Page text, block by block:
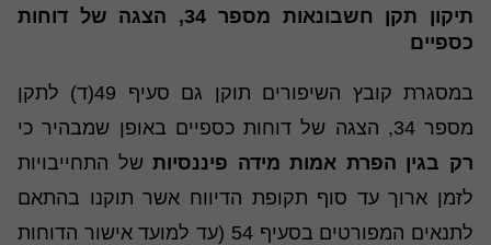
תיקון תקן חשבונאות מספר 34, הצגה של דוחות
כספיים
במסגרת קובץ השיפורים תוקן גם סעיף 49(ד) לתקן
מספר 34, הצגה של דוחות כספיים באופן שמבהיר כי
רק בגין הפרת אמות מידה פיננסיותשל התחייבויות
לזמן ארוך עד סוף תקופת הדיווח אשר תוקנו בהתאם
לתנאים המפורטים בסעיף 54 (עד למועד אישור הדוחות